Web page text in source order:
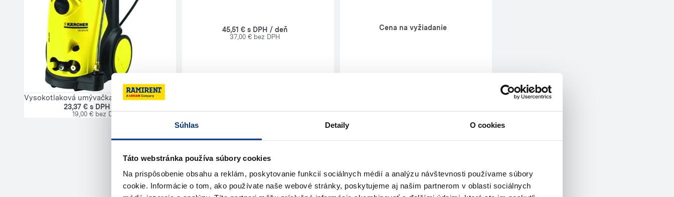
Súhlas Detaily O cookies
Táto webstránka používa súbory cookies
Na prispôsobenie obsahu a reklám, poskytovanie funkcií sociálnych médií a analýzu návštevnosti používame súbory
cookie. Informácie o tom, ako používate naše webové stránky, poskytujeme aj našim partnerom v oblasti sociálnych
Vysokotlaková umývačka
23,37 € s DPH / deň
19,00 € bez DPH
45,51 € s DPH / deň
37,00 € bez DPH
Cena na vyžiadanie
Potrebujete pomoc?